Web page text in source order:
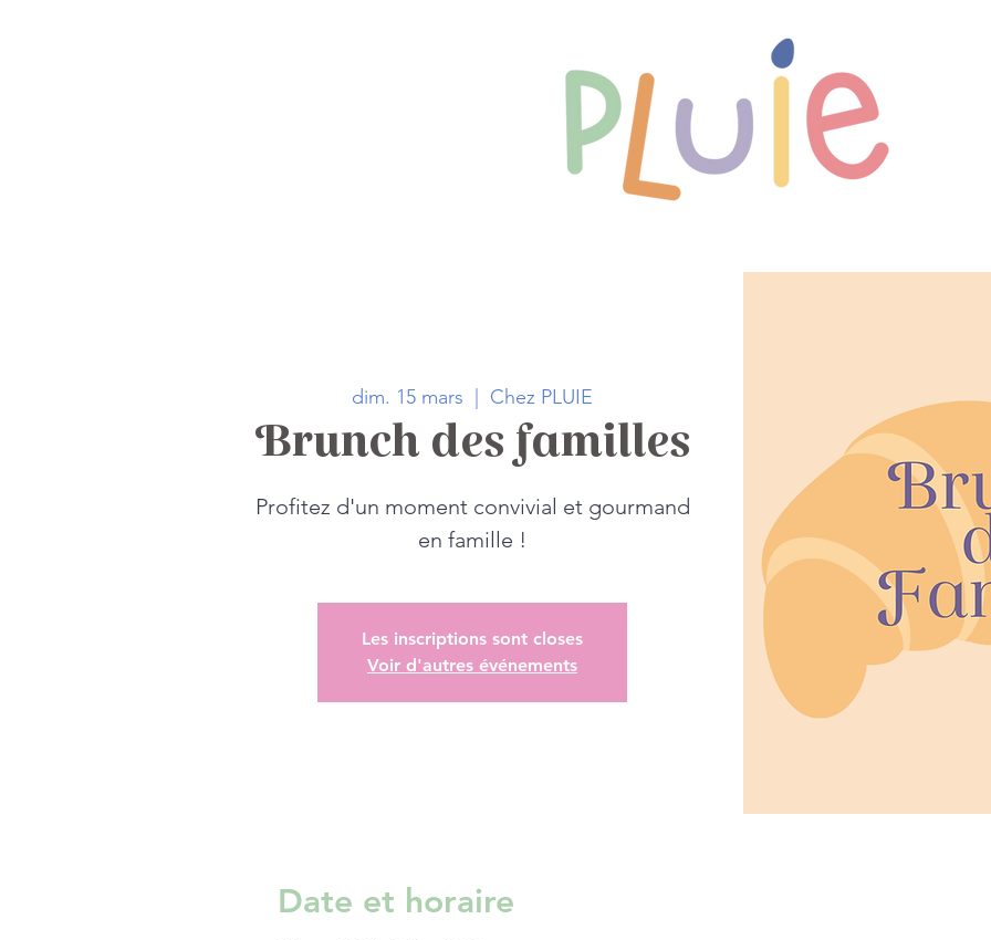
dim. 15 mars Chez PLUIE
Brunch des familles
Profitez d'un moment convivial et gourmand
en famille !
Les inscriptions sont closes
Voir d'autres événements
Date et horaire